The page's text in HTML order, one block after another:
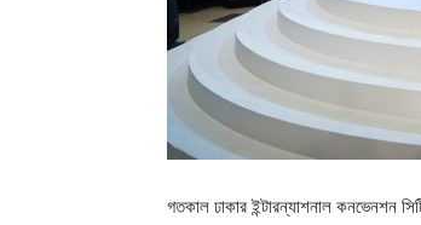
গতকাল ঢাকার ইন্টারন্যাশনাল কনভেনশন